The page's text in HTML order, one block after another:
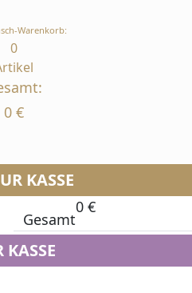
Warenkorb:
0
0 €
KASSE
Gesamt
0 €
KASSE